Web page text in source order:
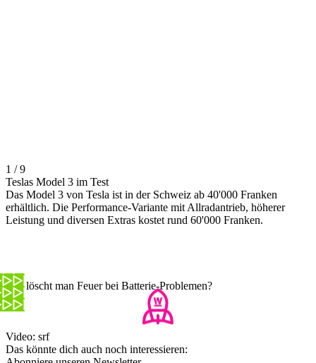
1 / 9
Teslas Model 3 im Test
Das Model 3 von Tesla ist in der Schweiz ab 40'000 Franken
erhältlich. Die Performance-Variante mit Allradantrieb, höherer
Leistung und diversen Extras kostet rund 60'000 Franken.
Wie löscht man Feuer bei Batterie-Problemen?
Video: srf
Das könnte dich auch noch interessieren: